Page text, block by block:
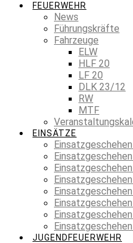
FEUERWEHR
News
Führungskräfte
Fahrzeuge
ELW
HLF 20
LF 20
DLK 23/12
RW
MTF
EINSÄTZE
JUGENDFEUERWEHR